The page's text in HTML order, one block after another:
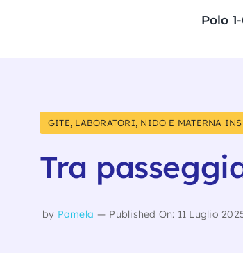
Polo
GITE, LABORATORI, NIDO E MATERNA
Tra
by Pamela — Published On: 11 Luglio